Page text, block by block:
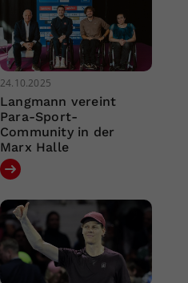
24.10.2025
Langmann vereint
Para-Sport-
Community in der
Marx Halle